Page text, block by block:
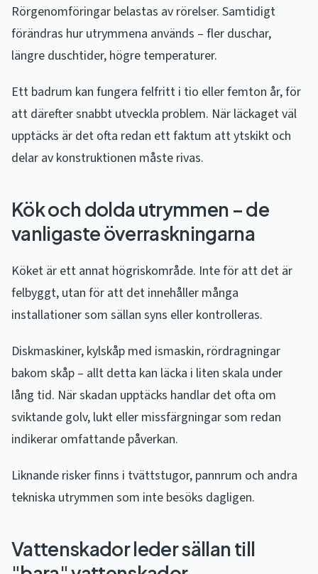
Rörgenomföringar belastas av rörelser. Samtidigt
förändras hur utrymmena används – fler duschar,
längre duschtider, högre temperaturer.
Ett badrum kan fungera felfritt i tio eller femton år, för
att därefter snabbt utveckla problem. När läckaget väl
upptäcks är det ofta redan ett faktum att ytskikt och
delar av konstruktionen måste rivas.
Kök och dolda utrymmen – de
vanligaste överraskningarna
Köket är ett annat högriskområde. Inte för att det är
felbyggt, utan för att det innehåller många
installationer som sällan syns eller kontrolleras.
Diskmaskiner, kylskåp med ismaskin, rördragningar
bakom skåp – allt detta kan läcka i liten skala under
lång tid. När skadan upptäcks handlar det ofta om
sviktande golv, lukt eller missfärgningar som redan
indikerar omfattande påverkan.
Liknande risker finns i tvättstugor, pannrum och andra
tekniska utrymmen som inte besöks dagligen.
Vattenskador leder sällan till